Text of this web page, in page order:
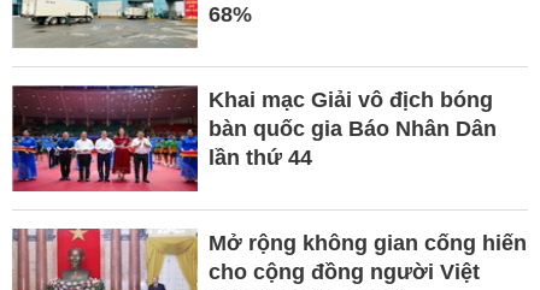
68%
Khai mạc Giải vô địch bóng
bàn quốc gia Báo Nhân Dân
lần thứ 44
Mở rộng không gian cống hiến
cho cộng đồng người Việt